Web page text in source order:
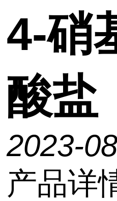
4-硝
酸盐
2023-
产品详